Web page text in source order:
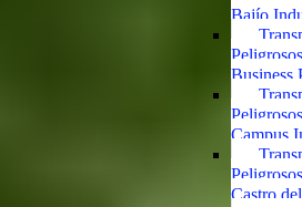
Bajío
Business
Campus
Castro